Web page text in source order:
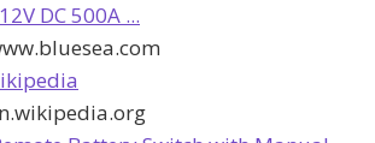
DC 500A ...